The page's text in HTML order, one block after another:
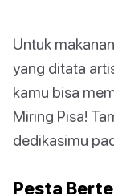
Untuk
yang ditata
kamu bisa
Miring Pisa!
dedikasimu
Pesta